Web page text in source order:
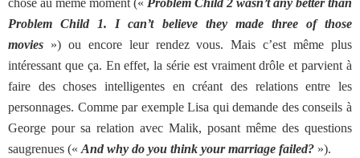
chose au même moment (« Problem Child 2 wasn’t any better than
Problem Child 1. I can’t believe they made three of those
movies ») ou encore leur rendez vous. Mais c’est même plus
intéressant que ça. En effet, la série est vraiment drôle et parvient à
faire des choses intelligentes en créant des relations entre les
personnages. Comme par exemple Lisa qui demande des conseils à
George pour sa relation avec Malik, posant même des questions
saugrenues (« And why do you think your marriage failed? »).